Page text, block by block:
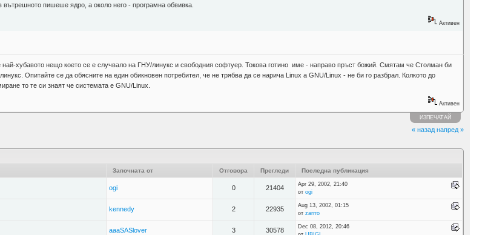
пишеше ядро, а около него - програмна обвивка.
Активен
най-хубавото нещо което се е случвало на ГНУ/линукс и свободния софтуер. Токова готино име - направо пръст божий. Смятам че Столман би
Опитайте се да обясните на един обикновен потребител, че не трябва да се нарича Linux a GNU/Linux - не би го разбрал. Колкото до
то те си знаят че системата е GNU/Linux.
Активен
ИЗПЕЧАТАЙ
« назад напред »
Започната от Отговора Прегледи Последна публикация
ogi 0 21404
Apr 29, 2002, 21:40
от ogi
kennedy 2 22935
Aug 13, 2002, 01:15
от zarrro
aaaSASlover 3 30578
Dec 08, 2012, 20:46